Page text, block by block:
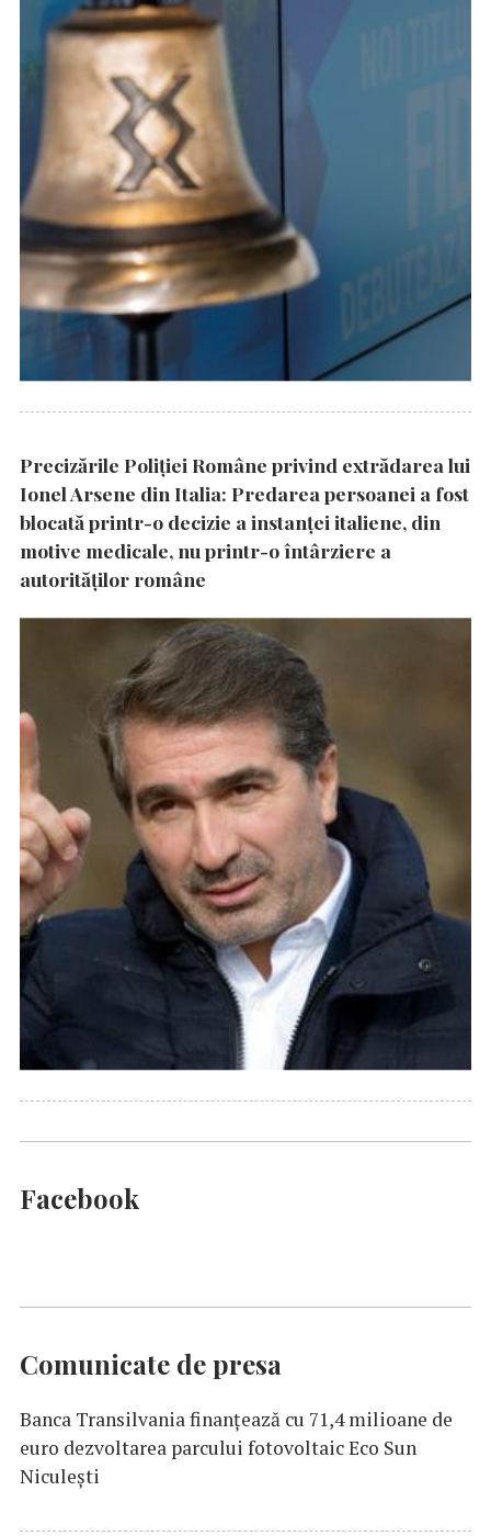
Precizările Poliţiei Române privind extrădarea lui
Ionel Arsene din Italia: Predarea persoanei a fost
blocată printr-o decizie a instanţei italiene, din
motive medicale, nu printr-o întârziere a
autorităţilor române
Facebook
Comunicate de presa
Banca Transilvania finanțează cu 71,4 milioane de
euro dezvoltarea parcului fotovoltaic Eco Sun
Niculești